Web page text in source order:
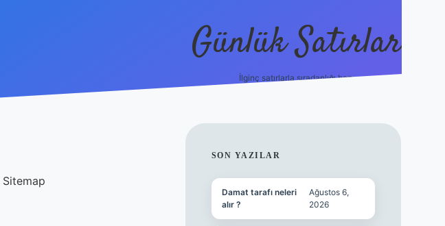
Günlük Satırlar
İlginç satırlarla sıradanlığı boz.
Sitemap
SIDEBAR
SON YAZILAR
Damat tarafı neleri
alır ?
Ağustos 6,
2026
vdcasino